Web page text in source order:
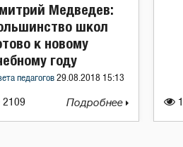
2109
Медведев:
школ
к новому
году
педагогов 29.08.2018 15:13
Подробнее